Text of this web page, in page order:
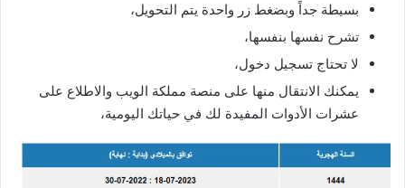
بسيطة جداً وبضغط زر واحدة يتم التحويل،
تشرح نفسها بنفسها،
لا تحتاج تسجيل دخول،
يمكنك الانتقال منها على منصة مملكة الويب والاطلاع على
عشرات الأدوات المفيدة لك في حياتك اليومية،